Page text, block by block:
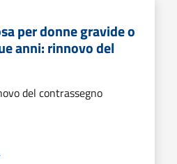
per donne gravide o
anni: rinnovo del
del contrassegno